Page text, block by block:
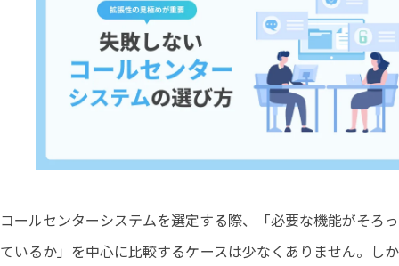
コールセンターシステムを選定する際、「必要な機能がそろっ
ているか」を中心に比較するケースは少なくありません。しか